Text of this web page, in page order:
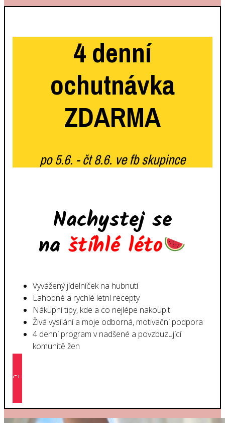
4 denní
ochutnávka
ZDARMA
po 5.6. - čt 8.6. ve fb skupince
Nachystej se
naštíhlé léto
Vyvážený jídelníček na hubnutí
Lahodné a rychlé letní recepty
Nákupní tipy, kde a co nejlépe nakoupit
Živá vysílání a moje odborná, motivační podpora
4 denní program v nadšené a povzbuzující
komunitě žen
CHCI SE PŘIDAT ZDARMA